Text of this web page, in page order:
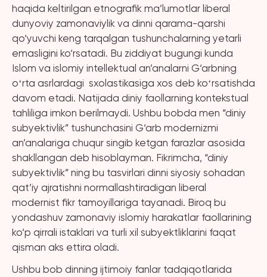
haqida keltirilgan etnografik ma’lumotlar liberal
dunyoviy zamonaviylik va dinni qarama-qarshi
qo‘yuvchi keng tarqalgan tushunchalarning yetarli
emasligini ko‘rsatadi. Bu ziddiyat bugungi kunda
Islom va islomiy intellektual an’analarni G‘arbning
oʻrta asrlardagi sxolastikasiga xos deb koʻrsatishda
davom etadi. Natijada diniy faollarning kontekstual
tahliliga imkon berilmaydi. Ushbu bobda men “diniy
subyektivlik” tushunchasini G‘arb modernizmi
an’analariga chuqur singib ketgan farazlar asosida
shakllangan deb hisoblayman. Fikrimcha, “diniy
subyektivlik” ning bu tasvirlari dinni siyosiy sohadan
qat’iy ajratishni normallashtiradigan liberal
modernist fikr tamoyillariga tayanadi. Biroq bu
yondashuv zamonaviy islomiy harakatlar faollarining
ko‘p qirrali istaklari va turli xil subyektliklarini faqat
qisman aks ettira oladi.
Ushbu bob dinning ijtimoiy fanlar tadqiqotlarida